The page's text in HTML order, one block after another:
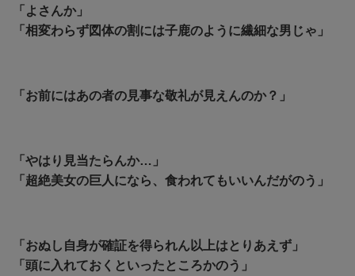
「よさんか」
「相変わらず図体の割には子鹿のように繊細な男じゃ」
「お前にはあの者の見事な敬礼が見えんのか？」
「やはり見当たらんか…」
「超絶美女の巨人になら、食われてもいいんだがのう」
「おぬし自身が確証を得られん以上はとりあえず」
「頭に入れておくといったところかのう」